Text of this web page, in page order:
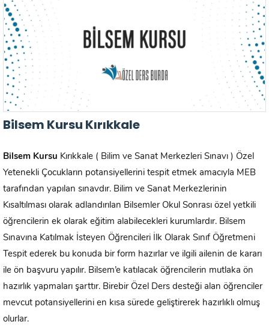
Bilsem Kursu Kırıkkale
Bilsem Kursu Kırıkkale ( Bilim ve Sanat Merkezleri Sınavı ) Özel
Yetenekli Çocukların potansiyellerini tespit etmek amacıyla MEB
tarafından yapılan sınavdır. Bilim ve Sanat Merkezlerinin
Kısaltılması olarak adlandırılan Bilsemler Okul Sonrası özel yetkili
öğrencilerin ek olarak eğitim alabilecekleri kurumlardır. Bilsem
Sınavına Katılmak İsteyen Öğrencileri İlk Olarak Sınıf Öğretmeni
Tespit ederek bu konuda bir form hazırlar ve ilgili ailenin de kararı
ile ön başvuru yapılır. Bilsem’e katılacak öğrencilerin mutlaka ön
hazırlık yapmaları şarttır. Birebir Özel Ders desteği alan öğrenciler
mevcut potansiyellerini en kısa sürede geliştirerek hazırlıklı olmuş
olurlar.